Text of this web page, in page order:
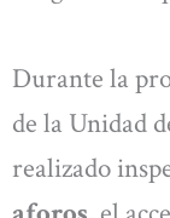
Durante la
de la Unidad
realizado